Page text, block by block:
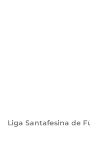
Liga Santafesina de